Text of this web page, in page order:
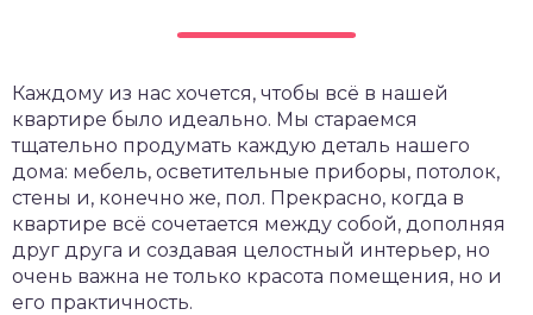
Каждому из нас хочется, чтобы всё в нашей
квартире было идеально. Мы стараемся
тщательно продумать каждую деталь нашего
дома: мебель, осветительные приборы, потолок,
стены и, конечно же, пол. Прекрасно, когда в
квартире всё сочетается между собой, дополняя
друг друга и создавая целостный интерьер, но
очень важна не только красота помещения, но и
его практичность.